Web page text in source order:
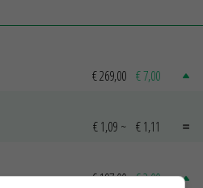
€ 269,00 € 7,00
€ 1,09 ~ € 1,11
€ 197,00 € 2,00